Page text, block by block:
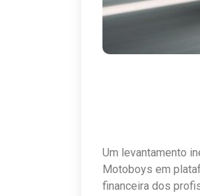
Um levantamento
Motoboys em
financeira dos